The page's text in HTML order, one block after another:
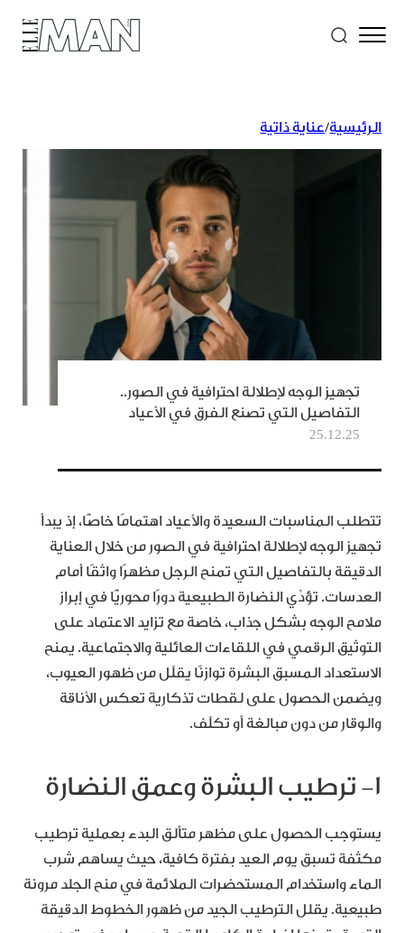
الرئيسية/عناية ذاتية
تجهيز الوجه لإطلالة احترافية في الصور..
التفاصيل التي تصنع الفرق في الأعياد
25.12.25
تتطلب المناسبات السعيدة والأعياد اهتمامًا خاصًّا، إذ يبدأ
تجهيز الوجه لإطلالة احترافية في الصور من خلال العناية
الدقيقة بالتفاصيل التي تمنح الرجل مظهرًا واثقًا أمام
العدسات. تؤدّي النضارة الطبيعية دورًا محوريًّا في إبراز
ملامح الوجه بشكل جذاب، خاصة مع تزايد الاعتماد على
التوثيق الرقمي في اللقاءات العائلية والاجتماعية. يمنح
الاستعداد المسبق البشرة توازنًا يقلّل من ظهور العيوب،
ويضمن الحصول على لقطات تذكارية تعكس الأناقة
والوقار من دون مبالغة أو تكلّف.
١- ترطيب البشرة وعمق النضارة
يستوجب الحصول على مظهر متألق البدء بعملية ترطيب
مكثفة تسبق يوم العيد بفترة كافية، حيث يساهم شرب
الماء واستخدام المستحضرات الملائمة في منح الجلد مرونة
طبيعية. يقلل الترطيب الجيد من ظهور الخطوط الدقيقة